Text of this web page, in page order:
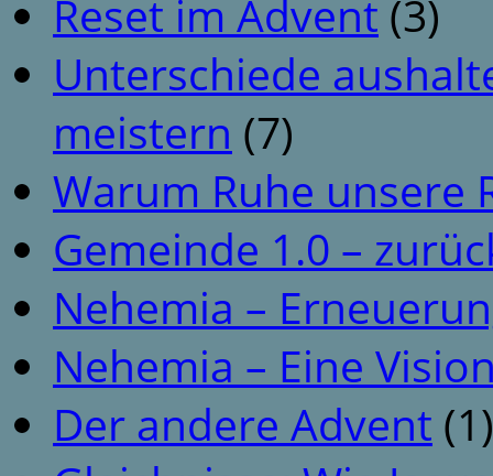
Reset im Advent (3)
Unterschiede
meistern (7)
Warum Ruhe unsere
Gemeinde 1.0 –
Nehemia –
Nehemia – Eine
Der andere Advent (1)